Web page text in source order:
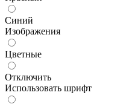
Синий
Изображения
Цветные
Отключить
Использовать шрифт